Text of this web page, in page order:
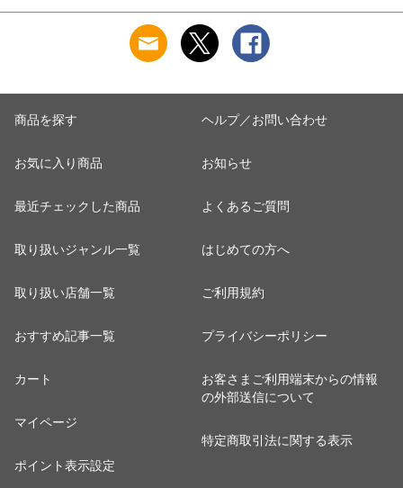
商品を探す
お気に入り商品
最近チェックした商品
取り扱いジャンル一覧
取り扱い店舗一覧
おすすめ記事一覧
カート
マイページ
ポイント表示設定
ヘルプ／お問い合わせ
お知らせ
よくあるご質問
はじめての方へ
ご利用規約
プライバシーポリシー
お客さまご利用端末からの情報
の外部送信について
特定商取引法に関する表示